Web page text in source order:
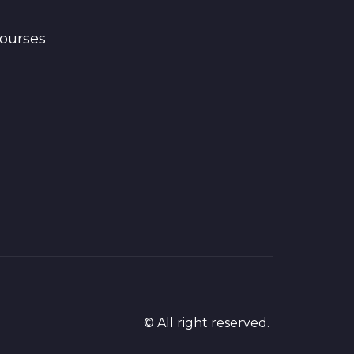
© All right reserved.